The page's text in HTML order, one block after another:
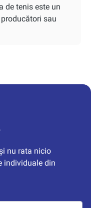
de tenis este un
sau
nu rata nicio
individuale din